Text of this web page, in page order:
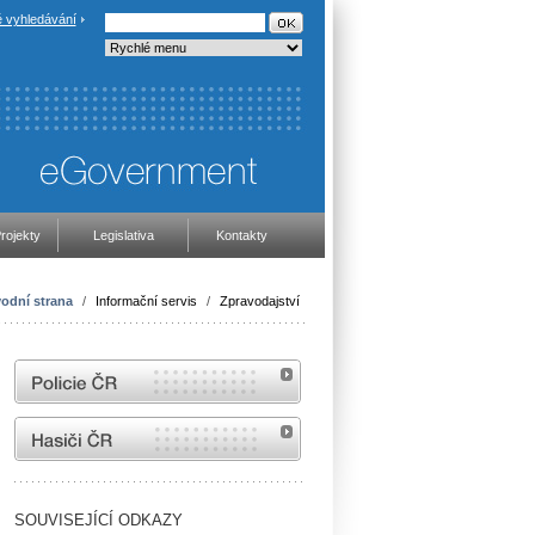
vyhledávání
Legislativa Kontakty
strana / Informační servis / Zpravodajství
internetové stránky Policie ČR
internetové stránky Hasiči ČR
SOUVISEJÍCÍ ODKAZY